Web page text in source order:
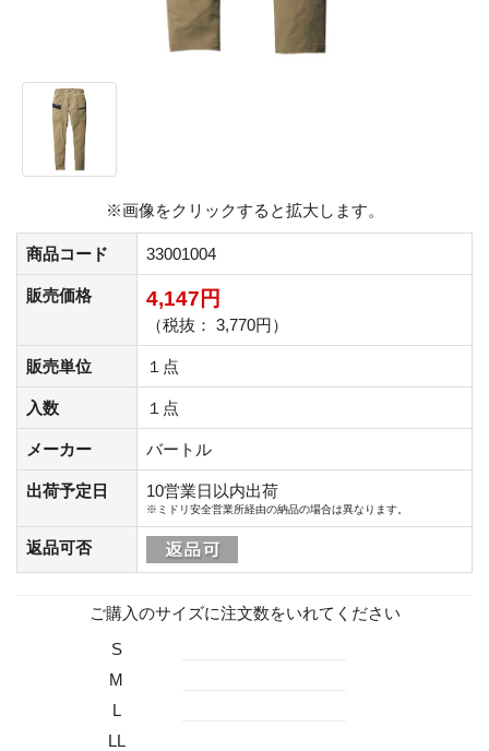
※画像をクリックすると拡大します。
商品コード 33001004
販売価格 4,147円
（税抜： 3,770円）
販売単位 １点
入数 １点
メーカー バートル
出荷予定日 10営業日以内出荷
※ミドリ安全営業所経由の納品の場合は異なります。
返品可否
ご購入のサイズに注文数をいれてください
S
M
L
LL